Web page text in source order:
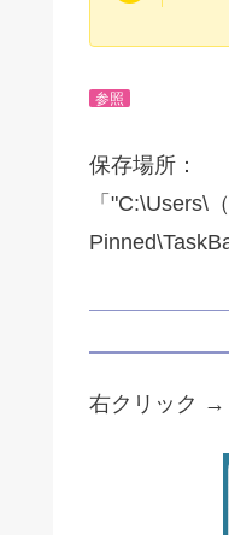
参照
保存場所：
「"C:\Users\
右クリック →